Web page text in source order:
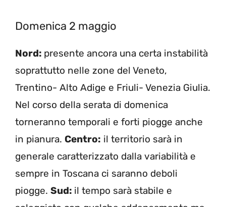
Domenica 2 maggio
Nord: presente ancora una certa instabilità
soprattutto nelle zone del Veneto,
Trentino- Alto Adige e Friuli- Venezia Giulia.
Nel corso della serata di domenica
torneranno temporali e forti piogge anche
in pianura. Centro: il territorio sarà in
generale caratterizzato dalla variabilità e
sempre in Toscana ci saranno deboli
piogge. Sud: il tempo sarà stabile e